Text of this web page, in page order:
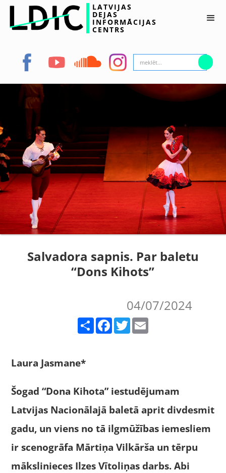
LATVIJAS
DEJAS
INFORMĀCIJAS
CENTRS
Salvadora sapnis. Par baletu
“Dons Kihots”
04/07/2024
Facebook Twitter
Laura Jasmane*
Šogad “Dona Kihota” iestudējumam
Latvijas Nacionālajā baletā aprit divdesmit
gadu, un viens no tā ilgmūžības iemesliem
ir scenogrāfa Mārtiņa Vilkārša un tērpu
mākslinieces Ilzes Vītoliņas darbs. Abi